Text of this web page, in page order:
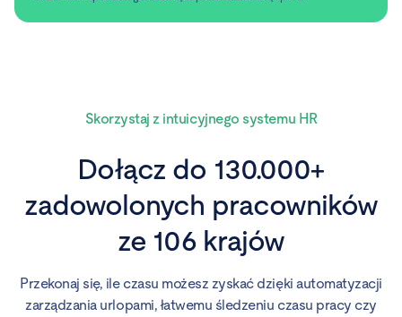
Skorzystaj z intuicyjnego systemu HR
Dołącz do 130.000+
zadowolonych pracowników
ze 106 krajów
Przekonaj się, ile czasu możesz zyskać dzięki automatyzacji
zarządzania urlopami, łatwemu śledzeniu czasu pracy czy